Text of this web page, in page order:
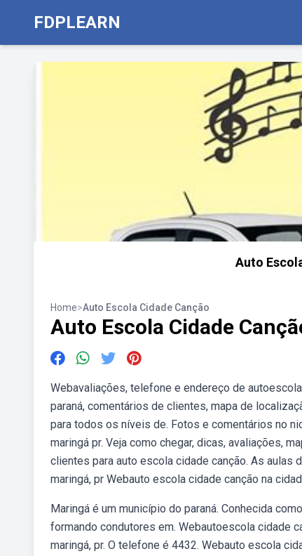
FDPLEARN
Auto
Home>Auto Escola Cidade Canção
Auto Escola Cidade
Webavaliações, telefone e endereço de
paraná, comentários de clientes, mapa de
para todos os níveis de. Fotos e comentários no
maringá pr. Veja como chegar, dicas, avaliações,
clientes para auto escola cidade canção. As aulas
maringá, pr Webauto escola cidade canção na
Maringá é um município do paraná. Conhecida
formando condutores em. Webautoescola cidade
maringá, pr. O telefone é 4432. Webauto escola